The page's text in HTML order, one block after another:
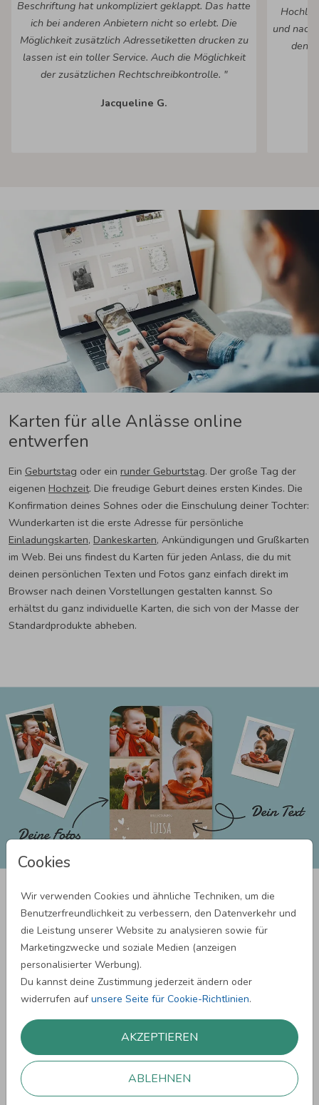
Cookies
Wir verwenden Cookies und ähnliche Techniken, um die
Benutzerfreundlichkeit zu verbessern, den Datenverkehr und
die Leistung unserer Website zu analysieren sowie für
Marketingzwecke und soziale Medien (anzeigen
personalisierter Werbung).
Du kannst deine Zustimmung jederzeit ändern oder
widerrufen aufunsere Seite für Cookie-Richtlinien.
AKZEPTIEREN
ABLEHNEN
Beschriftung hat unkompliziert geklappt. Das hatte
ich bei anderen Anbietern nicht so erlebt. Die
Möglichkeit zusätzlich Adressetiketten drucken zu
lassen ist ein toller Service. Auch die Möglichkeit
der zusätzlichen Rechtschreibkontrolle. "
Jacqueline G.
und nach
den
Karten für alle Anlässe online
entwerfen
Ein Geburtstag oder ein runder Geburtstag. Der große Tag der
eigenen Hochzeit. Die freudige Geburt deines ersten Kindes. Die
Konfirmation deines Sohnes oder die Einschulung deiner Tochter:
Wunderkarten ist die erste Adresse für persönliche
Einladungskarten, Dankeskarten, Ankündigungen und Grußkarten
im Web. Bei uns findest du Karten für jeden Anlass, die du mit
deinen persönlichen Texten und Fotos ganz einfach direkt im
Browser nach deinen Vorstellungen gestalten kannst. So
erhältst du ganz individuelle Karten, die sich von der Masse der
Standardprodukte abheben.
Deine Karte: In 3 Schritten
personalisiert
In 3 Schritten gelangst du bei Wunderkarten zur Wunschkarte:
Wähle aus zahlreichen Kartenvorlagen dein
Lieblingsdesign.
gedruckt!
Wir drucken die Karten in brillanten und langlebigen Farben auf